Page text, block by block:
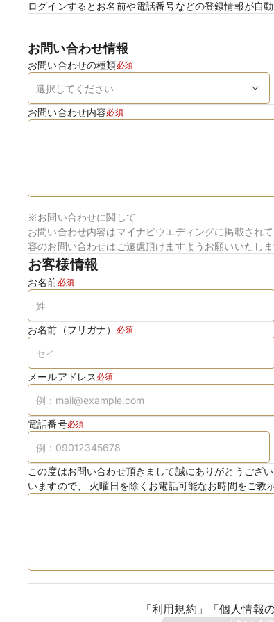
ログインするとお名前や電話番号などの登録情報が自動
お問い合わせ情報
お問い合わせの種類必須
お問い合わせ内容必須
※お問い合わせに関して
お問い合わせ内容はマイナビウエディングに掲載され
容のお問い合わせはご遠慮頂けますようお願いいたしま
お客様情報
お名前必須
お名前（フリガナ） 必須
メールアドレス 必須
電話番号必須
この度はお問い合わせ頂きまして誠にありがとうござ
いますので、 火曜日を除くお電話可能なお時間をご教
「利用規約 」 「個人情報